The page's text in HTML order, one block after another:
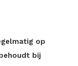
op
bij